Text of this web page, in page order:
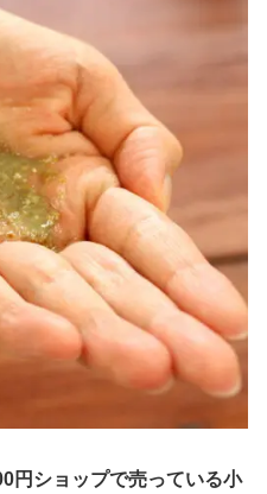
円ショップで売っている小